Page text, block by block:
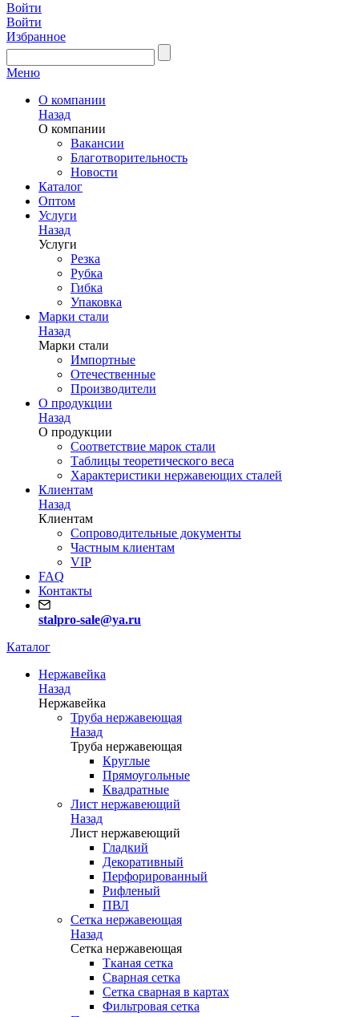
Войти
Войти
Избранное
Меню
О компании
Назад
О компании
Вакансии
Благотворительность
Новости
Каталог
Оптом
Услуги
Назад
Услуги
Резка
Рубка
Гибка
Упаковка
Марки стали
Назад
Марки стали
Импортные
Отечественные
Производители
О продукции
Назад
О продукции
Соответствие марок стали
Таблицы теоретического веса
Характеристики нержавеющих сталей
Клиентам
Назад
Клиентам
Сопроводительные документы
Частным клиентам
VIP
FAQ
Контакты
stalpro-sale@ya.ru
Каталог
Нержавейка
Назад
Нержавейка
Труба нержавеющая
Назад
Труба нержавеющая
Круглые
Прямоугольные
Квадратные
Лист нержавеющий
Назад
Лист нержавеющий
Гладкий
Декоративный
Перфорированный
Рифленый
ПВЛ
Сетка нержавеющая
Назад
Сетка нержавеющая
Тканая сетка
Сварная сетка
Сетка сварная в картах
Фильтровая сетка